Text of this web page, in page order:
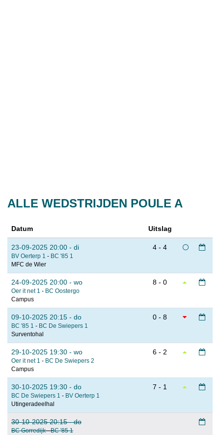
ALLE WEDSTRIJDEN POULE A
Datum Uitslag
23-09-2025 20:00 - di
BV Oerterp 1 - BC '85 1
MFC de Wier
4 - 4
24-09-2025 20:00 - wo
Oer it net 1 - BC Oostergo
Campus
8 - 0
09-10-2025 20:15 - do
BC '85 1 - BC De Swiepers 1
Surventohal
0 - 8
29-10-2025 19:30 - wo
Oer it net 1 - BC De Swiepers 2
Campus
6 - 2
30-10-2025 19:30 - do
BC De Swiepers 1 - BV Oerterp 1
Utingeradeelhal
7 - 1
30-10-2025 20:15 - do
BC Gorredijk-BC '85 1